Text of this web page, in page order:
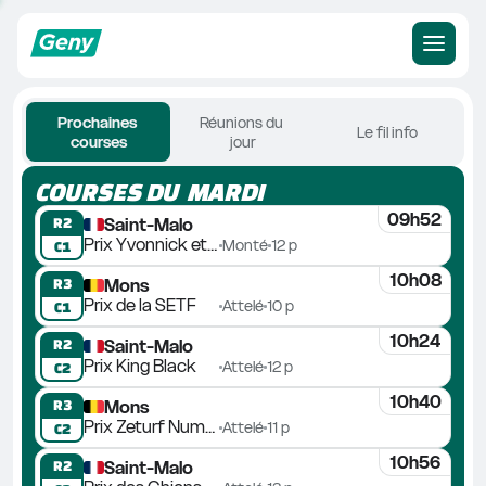
Prochaines
courses
Réunions du
jour
Le fil info
COURSES DU MARDI
R2
C1
Saint-Malo
Prix Yvonnick et Jean-Yves Bodin Monté12 p
09h52
R3
C1
Mons
Prix de la SETF
Attelé10 p
10h08
R2
C2
Saint-Malo
Prix King Black
Attelé12 p
10h24
R3
C2
Mons
Prix Zeturf Numéro 1 sur les Rapports Hippiques Attelé11 p
10h40
R2
Saint-Malo
10h56